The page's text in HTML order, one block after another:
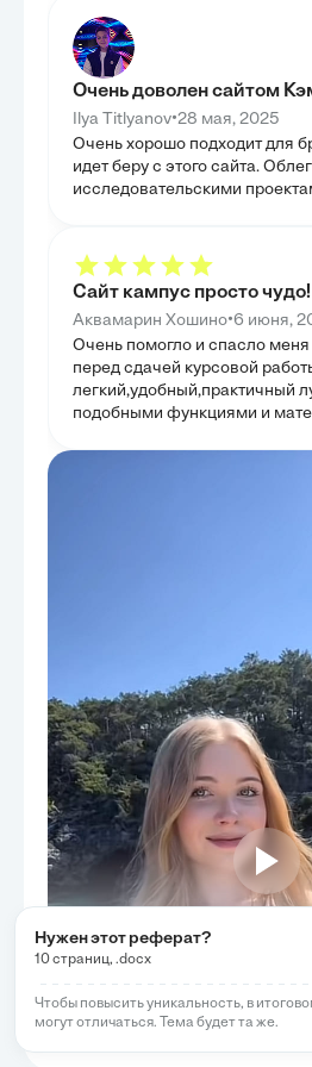
многофункциональность в армейских операциях.
Также была изучена критически важная роль
противопехотных мин как в оборонительных,
в наступательных действиях, подчеркивая их
стратегическое значение. Целью главы было
боеприпасов воплощаются в практических
тактических решениях.
Очень доволен сайтом
Ilya Titlyanov•28 мая, 2025
Очень хорошо подходит для
идет беру с этого сайта.
исследовательскими
Сайт кампус просто чудо!
Аквамарин Хошино•6 июня,
Очень помогло и спасло
перед сдачей курсовой
легкий,удобный,практичный
подобными функциями и
Больше
Нужен этот реферат?
10 страниц, .docx
Чтобы повысить уникальность, в
могут отличаться. Тема будет та же.